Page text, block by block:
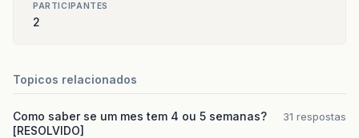
PARTICIPANTES
2
Topicos relacionados
Como saber se um mes tem 4 ou 5 semanas?
[RESOLVIDO]
31 respostas